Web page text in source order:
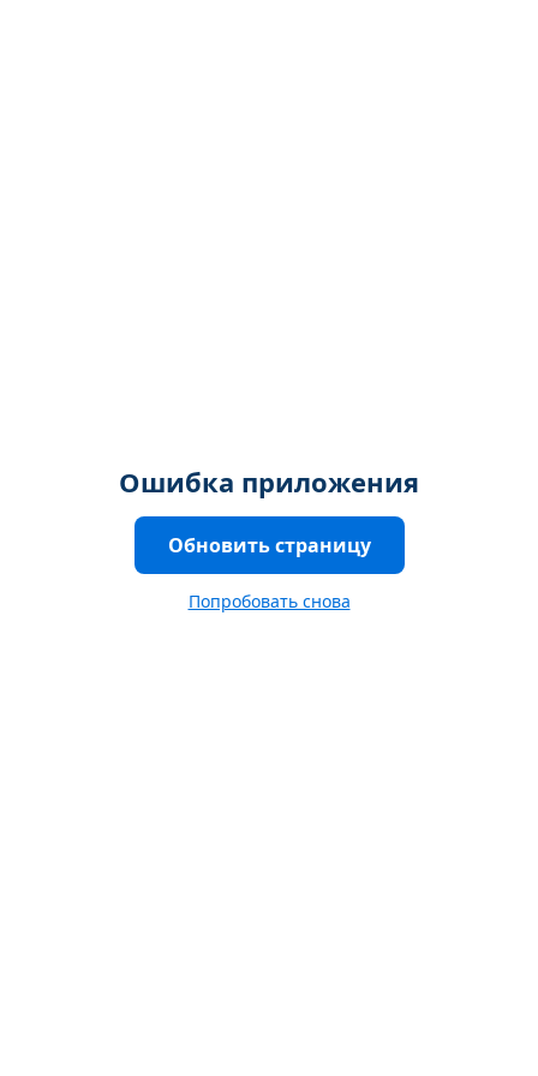
Ошибка приложения
Обновить страницу
Попробовать снова